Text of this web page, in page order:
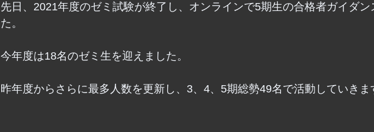
先日、2021年度のゼミ試験が終了し、オンラインで5期生の合格者ガイダン
た。
今年度は18名のゼミ生を迎えました。
昨年度からさらに最多人数を更新し、3、4、5期総勢49名で活動していきま